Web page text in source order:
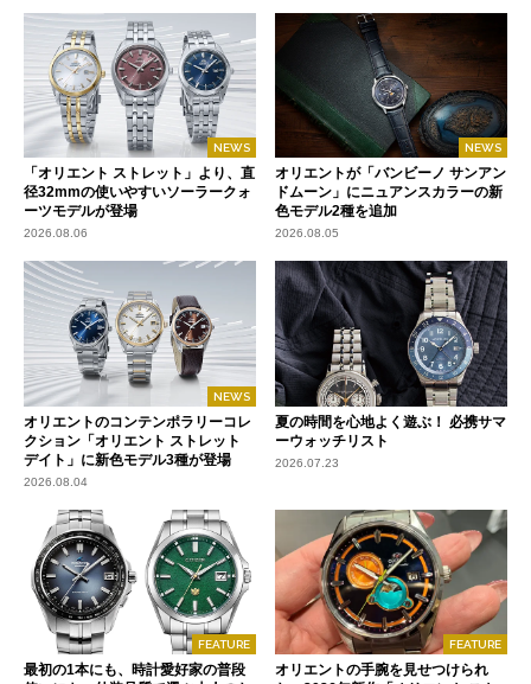
NEWS
「オリエント ストレット」より、直
径32mmの使いやすいソーラークォ
ーツモデルが登場
2026.08.06
NEWS
オリエントが「バンビーノ サンアン
ドムーン」にニュアンスカラーの新
色モデル2種を追加
2026.08.05
NEWS
オリエントのコンテンポラリーコレ
クション「オリエント ストレット
デイト」に新色モデル3種が登場
2026.08.04
夏の時間を心地よく遊ぶ！ 必携サマ
ーウォッチリスト
2026.07.23
FEATURE
最初の1本にも、時計愛好家の普段
FEATURE
オリエントの手腕を見せつけられ